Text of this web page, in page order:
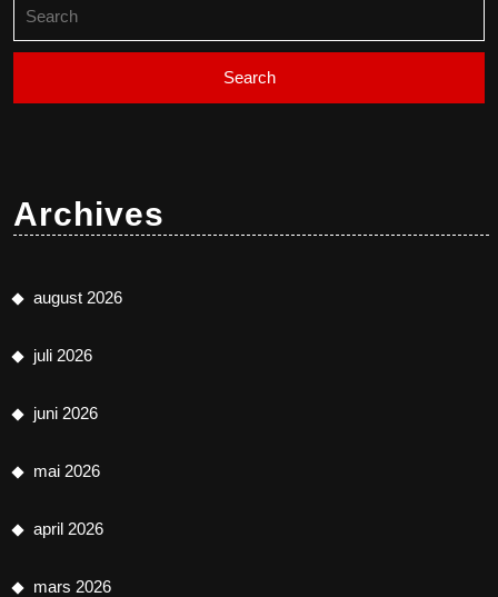
for:
Archives
august 2026
juli 2026
juni 2026
mai 2026
april 2026
mars 2026